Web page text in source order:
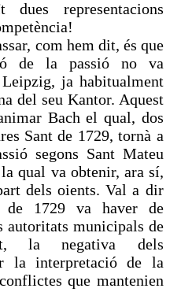
representacions
com hem dit, és que
de la passió no va
ja habitualment
del seu Kantor. Aquest
Bach el qual, dos
Sant de 1729, tornà a
segons Sant Mateu
qual va obtenir, ara sí,
dels oients. Val a dir
de 1729 va haver de
autoritats municipals de
la negativa dels
la interpretació de la
que mantenien